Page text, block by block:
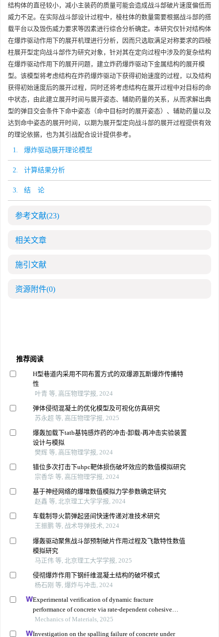
结构体的直径较小，减小主装药的质量可能会造成战斗部破片速度偏低而
威力不足。在实际战斗部设计过程中，棱柱体的数量需要根据战斗部的搭
载平台以及毁伤威力要求等因素进行综合分析确定。本研究仅针对结构体
在爆炸驱动作用下的展开机理进行分析，因而只选取满足对称要求的四棱
柱展开型定向战斗部作为研究对象，针对其在定向过程中涉及的复杂结构
在爆炸驱动作用下的展开问题，建立炸药爆炸驱动下金属结构的展开模
型。该模型将考虑结构在炸药爆炸驱动下获得初始速度的过程，以及结构
获得初始速度后的展开过程，同时还将考虑结构在展开过程中对目标的命
中状态，由此建立展开时间与展开姿态、辅助药量的关系，从而求解出典
型的弹目交会条件下命中姿态（命中目标时的展开姿态）、辅助药量以及
达到命中姿态的展开时间，以期为展开型定向战斗部的展开过程提供有效
的理论依据，也为其引战配合设计提供参考。
1. 爆炸驱动展开理论模型
2. 计算结果分析
3. 结 论
参考文献(23)
相关文章
施引文献
资源附件(0)
推荐阅读
H型巷道内采用不同布置方式的双爆源瓦斯爆炸传播特
性
叶青 等, 高压物理学报, 2024
弹体侵彻混凝土的优化模型及可视化仿真研究
苏永超 等, 高压物理学报, 2025
爆轰加载下tatb基钝感炸药的冲击-卸载-再冲击实验装置
设计与模拟
樊辉 等, 高压物理学报, 2024
错位多次打击下uhpc靶体损伤破坏效应的数值模拟研究
宗香华 等, 高压物理学报, 2024
基于神经网络的爆堆数值模拟力学参数确定研究
赵鑫 等, 北京理工大学学报, 2024
车载制导火箭弹起竖间快速传递对准技术研究
王振鹏 等, 战术导弹技术, 2024
爆轰驱动聚焦战斗部预制破片作用过程及飞散特性数值
模拟研究
马正伟 等, 北京理工大学学报, 2025
侵彻爆炸作用下钢纤维混凝土结构的破坏模式
杨石刚 等, 爆炸与冲击, 2024
Experimental verification of dynamic fracture
performance of concrete via rate-dependent cohesive
interface approach and mesoscale model
Mechanics of Materials, 2025
Investigation on the spalling failure of concrete under